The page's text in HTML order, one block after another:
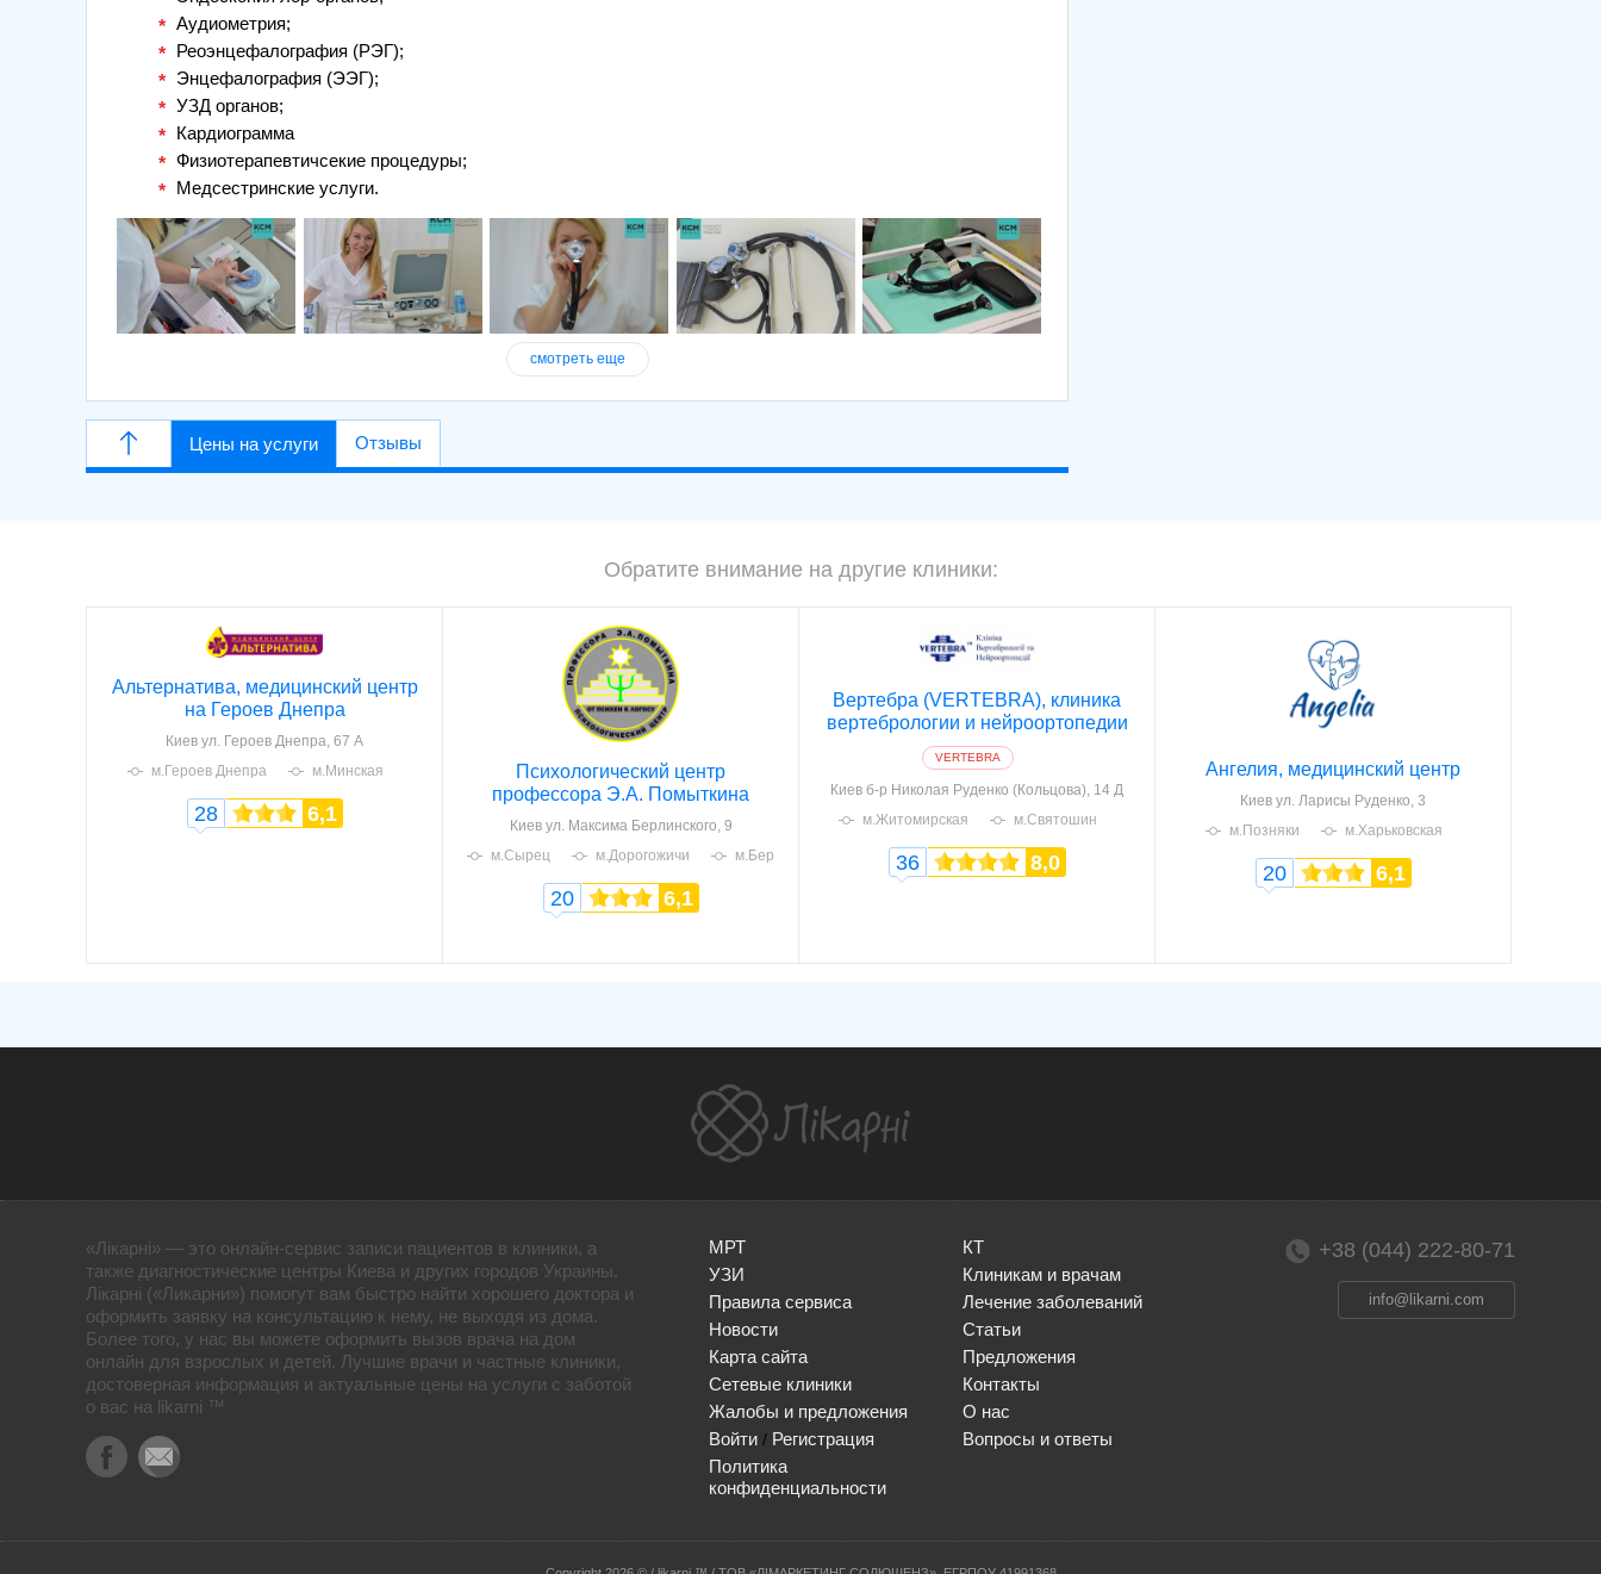
Аудиометрия;
Реоэнцефалография (РЭГ);
Энцефалография (ЭЭГ);
УЗД органов;
Кардиограмма
Физиотерапевтичсекие процедуры;
Медсестринские услуги.
смотреть еще
Цены на услуги Отзывы
Обратите внимание на другие клиники:
Альтернатива, медицинский центр
на Героев Днепра
Киев ул. Героев Днепра, 67 А
м.Героев Днепра
м.Минская
28 6,1
Психологический центр
профессора Э.А. Помыткина
Киев ул. Максима Берлинского, 9
м.Сырец
м.Дорогожичи м.Берестейская
20 6,1
Вертебра (VERTEBRA), клиника
вертебрологии и нейроортопедии
VERTEBRA
Киев б-р Николая Руденко (Кольцова), 14 Д
м.Житомирская
м.Святошин
36 8,0
Ангелия, медицинский центр
Киев ул. Ларисы Руденко, 3
м.Позняки
м.Харьковская
20 6,1
«Лікарні» — это онлайн-сервис записи пациентов в клиники, а
также диагностические центры Киева и других городов Украины.
Лікарні («Ликарни») помогут вам быстро найти хорошего доктора и
оформить заявку на консультацию к нему, не выходя из дома.
Более того, у нас вы можете оформить вызов врача на дом
онлайн для взрослых и детей. Лучшие врачи и частные клиники,
достоверная информация и актуальные цены на услуги с заботой
о вас на likarni ™
МРТ
КТ
УЗИ
Клиникам и врачам
Правила сервиса
Лечение заболеваний
Новости
Статьи
Карта сайта
Предложения
Сетевые клиники
Контакты
Жалобы и предложения
О нас
Войти/ Регистрация
Вопросы и ответы
Политика
конфиденциальности
+38 (044) 222-80-71
info@likarni.com